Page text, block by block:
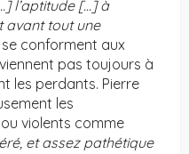
l’aptitude […] à
avant tout une
conforment aux
pas toujours à
les perdants. Pierre
les
violents comme
et assez pathétique